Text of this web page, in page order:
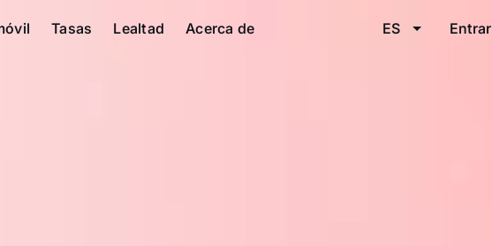
Tasas Lealtad Acerca de ES Entrar